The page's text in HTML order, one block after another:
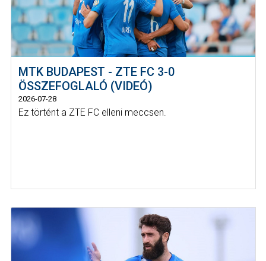
MTK BUDAPEST - ZTE FC 3-0
ÖSSZEFOGLALÓ (VIDEÓ)
2026-07-28
Ez történt a ZTE FC elleni meccsen.